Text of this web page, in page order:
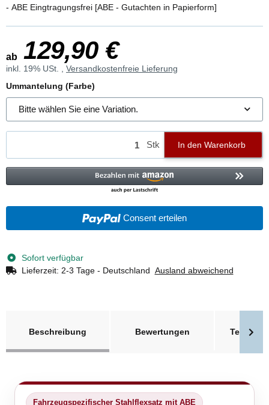
- ABE Eingtragungsfrei [ABE - Gutachten in Papierform]
ab 129,90 €
inkl. 19% USt. , Versandkostenfreie Lieferung
Ummantelung (Farbe)
Bitte wählen Sie eine Variation.
Stk In den Warenkorb
Consent erteilen
Sofort verfügbar
Lieferzeit: 2-3 Tage - Deutschland Ausland abweichend
Beschreibung
Bewertungen
Fahrzeugspezifischer Stahlflexsatz mit ABE